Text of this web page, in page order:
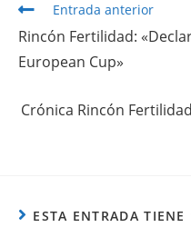
Entrada anterior
Rincón Fertilidad:
European Cup»
Crónica Rincón
ESTA ENTRADA